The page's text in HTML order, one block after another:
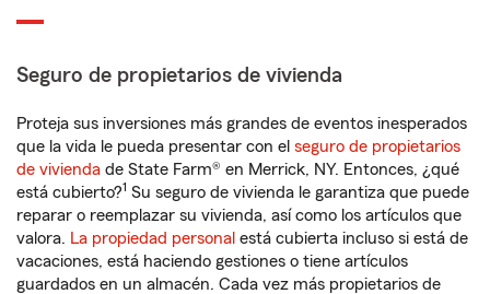
Seguro de propietarios de vivienda
Proteja sus inversiones más grandes de eventos inesperados
que la vida le pueda presentar con el seguro de propietarios
de vivienda de State Farm® en Merrick, NY. Entonces, ¿qué
está cubierto?1 Su seguro de vivienda le garantiza que puede
reparar o reemplazar su vivienda, así como los artículos que
valora. La propiedad personal está cubierta incluso si está de
vacaciones, está haciendo gestiones o tiene artículos
guardados en un almacén. Cada vez más propietarios de